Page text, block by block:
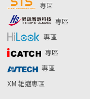
專區
專區
專區
專區
專區
XM 雄邁專區